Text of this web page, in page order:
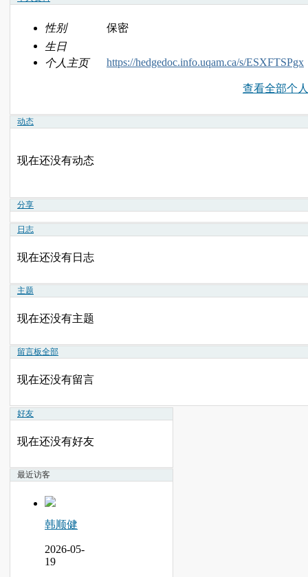
性别
保密
生日
个人主页
https://hedgedoc.info.uqam.ca/s/ESXFTSPgx
查看全部个
动态
现在还没有动态
分享
日志
现在还没有日志
主题
现在还没有主题
留言板全部
现在还没有留言
好友
现在还没有好友
最近访客
韩顺健
2026-05-
19